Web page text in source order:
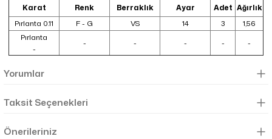
Karat Renk Berraklık Ayar Adet Ağırlık
Pırlanta 0.11
F - G VS 14 3
1,56
Pırlanta
-
- - - - -
Yorumlar
Taksit Seçenekleri
Önerileriniz